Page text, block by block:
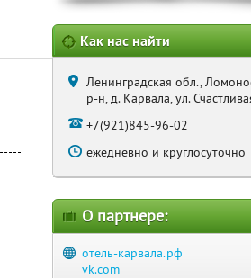
Как нас найти
Ленинградская обл.,
р-н, д. Карвала, ул.
+7(921)845-96-02
ежедневно и круглосуточно
О партнере:
отель-карвала.рф
vk.com